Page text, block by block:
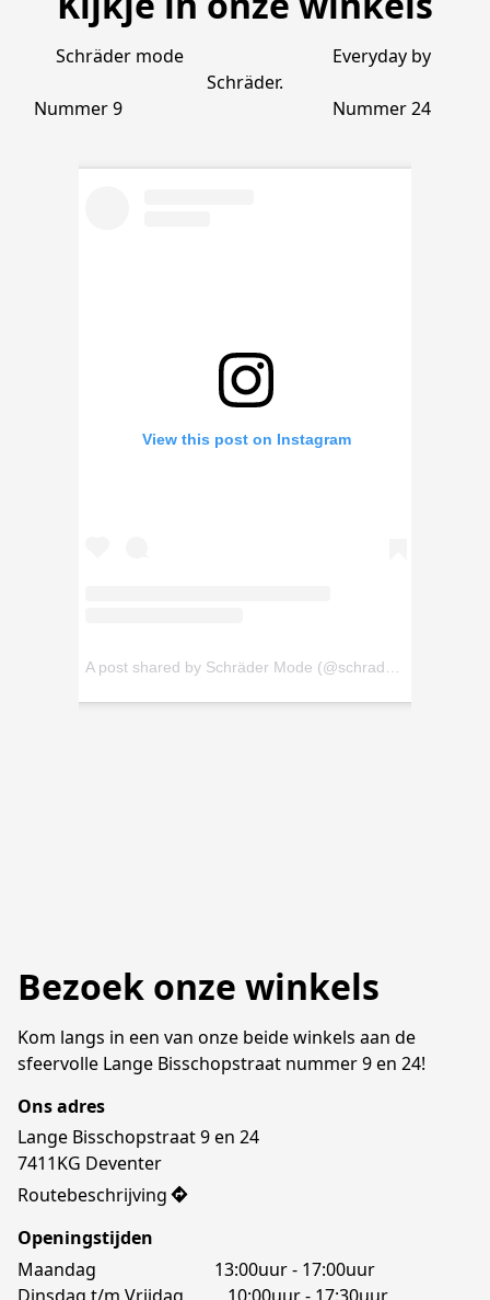
Schräder mode                                  Everyday by
Schräder.
Nummer 9                                                Nummer 24
Bezoek onze winkels
Kom langs in een van onze beide winkels aan de
sfeervolle Lange Bisschopstraat nummer 9 en 24!
Ons adres
Lange Bisschopstraat 9 en 24
7411KG Deventer
Routebeschrijving
Openingstijden
Maandag                           13:00uur - 17:00uur
Dinsdag t/m Vrijdag          10:00uur - 17:30uur